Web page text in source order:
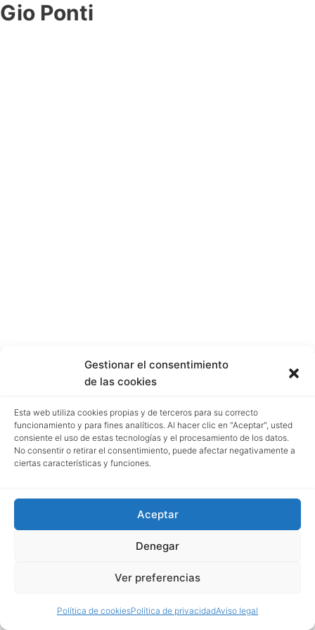
Gestionar el consentimiento
de las cookies
Esta web utiliza cookies propias y de terceros para su correcto
funcionamiento y para fines analíticos. Al hacer clic en "Aceptar", usted
consiente el uso de estas tecnologías y el procesamiento de los datos.
No consentir o retirar el consentimiento, puede afectar negativamente a
ciertas características y funciones.
Aceptar
Denegar
Ver preferencias
Política de cookiesPolítica de privacidadAviso legal
Gio Ponti